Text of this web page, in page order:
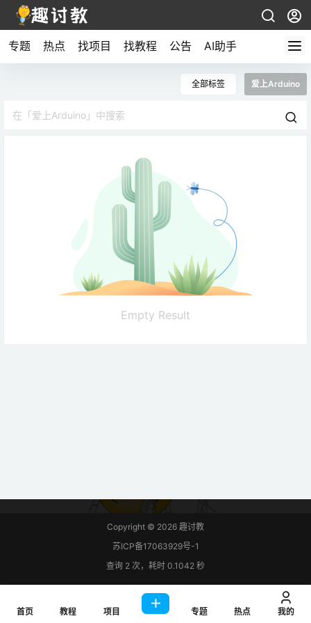
专题 热点 找项目 找教程 公告 AI助手
全部标签 爱上Arduino
Empty Result
Copyright © 2026 趣讨教
苏ICP备17063929号-1
查询 2 次，耗时 0.1042 秒
首页 教程 项目 专题 热点 我的